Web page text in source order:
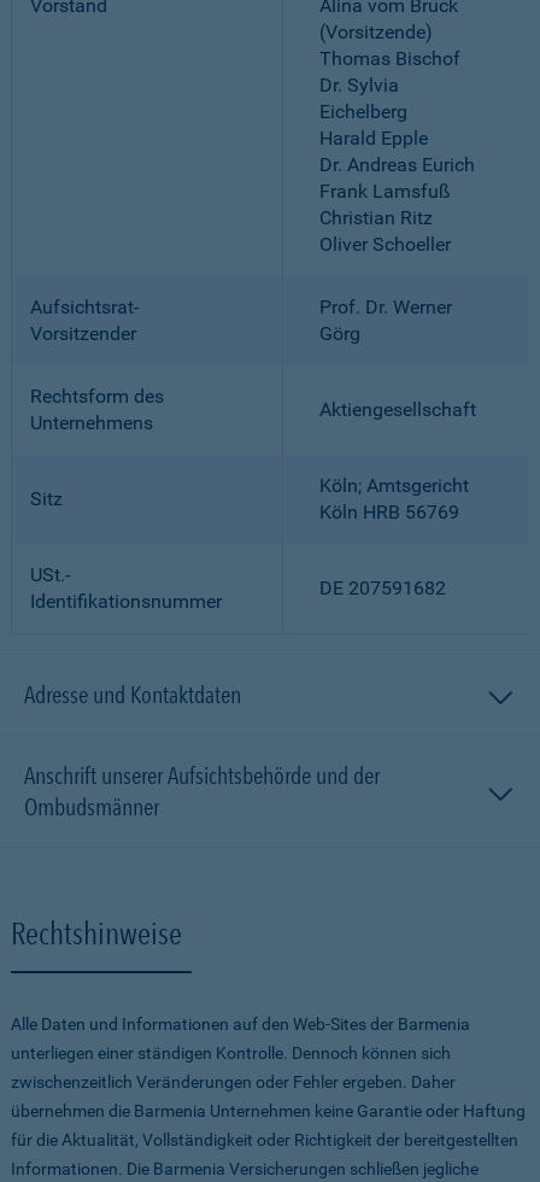
Vorstand
Alina vom Bruck
(Vorsitzende)
Thomas Bischof
Dr. Sylvia
Eichelberg
Harald Epple
Dr. Andreas Eurich
Frank Lamsfuß
Christian Ritz
Oliver Schoeller
Aufsichtsrat-
Vorsitzender
Prof. Dr. Werner
Görg
Rechtsform des
Unternehmens
Aktiengesellschaft
Sitz
Köln; Amtsgericht
Köln HRB 56769
USt.-
Identifikationsnummer
DE 207591682
Adresse und Kontaktdaten
Anschrift unserer Aufsichtsbehörde und der
Ombudsmänner
Rechtshinweise
Alle Daten und Informationen auf den Web-Sites der Barmenia
unterliegen einer ständigen Kontrolle. Dennoch können sich
zwischenzeitlich Veränderungen oder Fehler ergeben. Daher
übernehmen die Barmenia Unternehmen keine Garantie oder Haftung
für die Aktualität, Vollständigkeit oder Richtigkeit der bereitgestellten
Informationen. Die Barmenia Versicherungen schließen jegliche